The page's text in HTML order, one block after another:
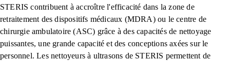
STERIS contribuent à accroître l'efficacité dans la zone de
retraitement des dispositifs médicaux (MDRA) ou le centre de
chirurgie ambulatoire (ASC) grâce à des capacités de nettoyage
puissantes, une grande capacité et des conceptions axées sur le
personnel. Les nettoyeurs à ultrasons de STERIS permettent de